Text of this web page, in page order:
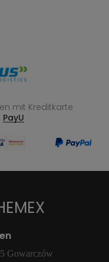
mit Kreditkarte
PayU
Gowarczów